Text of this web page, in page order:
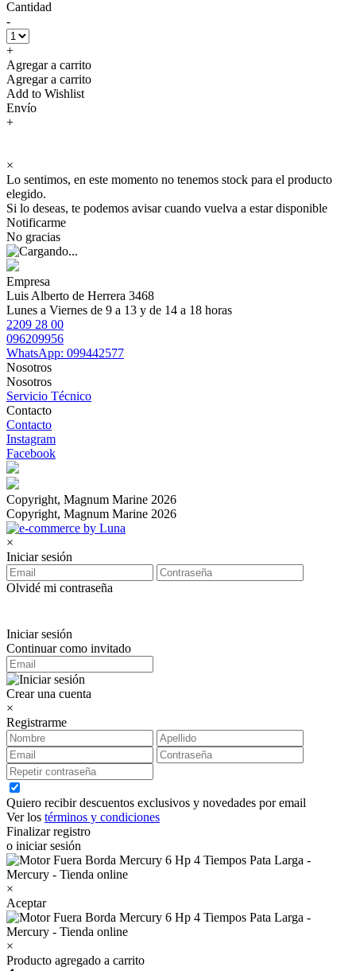
Cantidad
-
+
Agregar a carrito
Agregar a carrito
Add to Wishlist
Envío
+
×
Lo sentimos, en este momento no tenemos stock para el producto
elegido.
Si lo deseas, te podemos avisar cuando vuelva a estar disponible
Notificarme
No gracias
Empresa
Luis Alberto de Herrera 3468
Lunes a Viernes de 9 a 13 y de 14 a 18 horas
2209 28 00
096209956
WhatsApp: 099442577
Nosotros
Nosotros
Servicio Técnico
Contacto
Contacto
Instagram
Facebook
Copyright, Magnum Marine 2026
Copyright, Magnum Marine 2026
×
Iniciar sesión
Olvidé mi contraseña
Iniciar sesión
Continuar como invitado
Crear una cuenta
×
Registrarme
Quiero recibir descuentos exclusivos y novedades por email
Ver los términos y condiciones
Finalizar registro
o iniciar sesión
×
Aceptar
×
Producto agregado a carrito